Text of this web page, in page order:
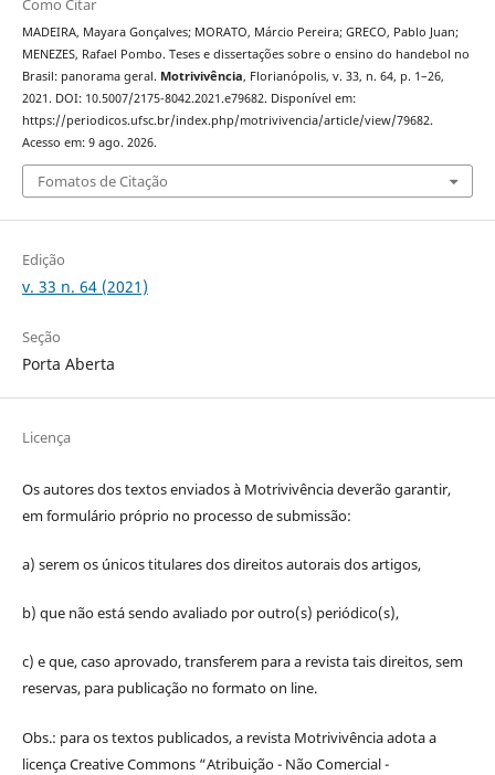
Como Citar
MADEIRA, Mayara Gonçalves; MORATO, Márcio Pereira; GRECO, Pablo Juan;
MENEZES, Rafael Pombo. Teses e dissertações sobre o ensino do handebol no
Brasil: panorama geral. Motrivivência, Florianópolis, v. 33, n. 64, p. 1–26,
2021. DOI: 10.5007/2175-8042.2021.e79682. Disponível em:
https://periodicos.ufsc.br/index.php/motrivivencia/article/view/79682.
Acesso em: 9 ago. 2026.
Fomatos de Citação
Edição
v. 33 n. 64 (2021)
Seção
Porta Aberta
Licença
Os autores dos textos enviados à Motrivivência deverão garantir,
em formulário próprio no processo de submissão:
a) serem os únicos titulares dos direitos autorais dos artigos,
b) que não está sendo avaliado por outro(s) periódico(s),
c) e que, caso aprovado, transferem para a revista tais direitos, sem
reservas, para publicação no formato on line.
Obs.: para os textos publicados, a revista Motrivivência adota a
licença Creative Commons “Atribuição - Não Comercial -